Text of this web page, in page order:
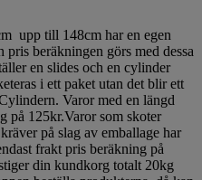
upp till 148cm har en egen
pris beräkningen görs med dessa
en slides och en cylinder
i ett paket utan det blir ett
Varor med en längd
på 125kr.Varor som skoter
på slag av emballage har
frakt pris beräkning på
din kundkorg totalt 20kg